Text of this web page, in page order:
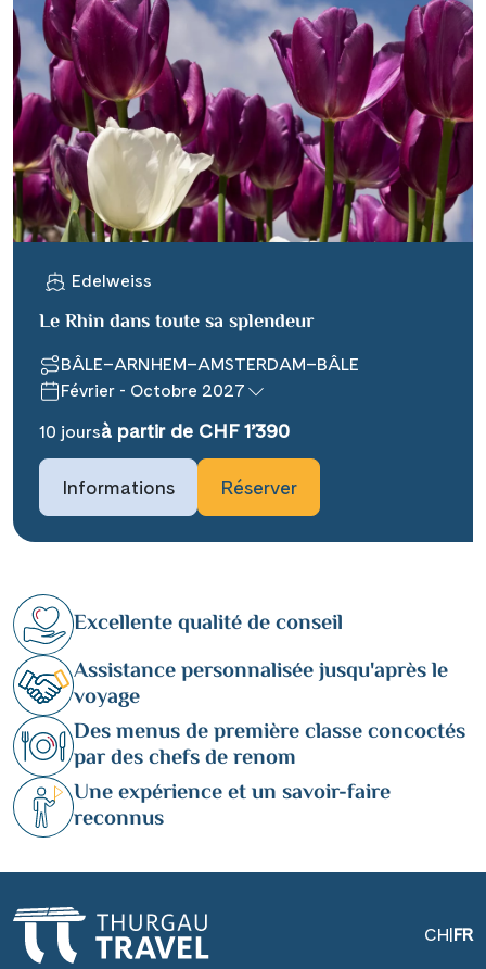
Edelweiss
Le Rhin dans toute sa splendeur
BÂLE–ARNHEM–AMSTERDAM–BÂLE
Février - Octobre 2027
10 joursà partir de CHF 1’390
Informations Réserver
Excellente qualité de conseil
Assistance personnalisée jusqu'après le
voyage
Des menus de première classe concoctés
par des chefs de renom
Une expérience et un savoir-faire
reconnus
CH|FR